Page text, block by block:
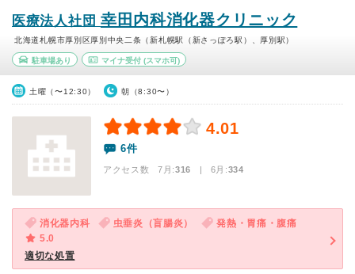
医療法人社団 幸田内科消化器クリニック
北海道札幌市厚別区厚別中央二条（新札幌駅（新さっぽろ駅）、厚別駅）
駐車場あり マイナ受付(スマホ可)
土曜（〜12:30） 朝（8:30〜）
4.01
6件
アクセス数 7月:316 | 6月:334
消化器内科 虫垂炎（盲腸炎）
発熱・胃痛・腹痛
5.0
適切な処置